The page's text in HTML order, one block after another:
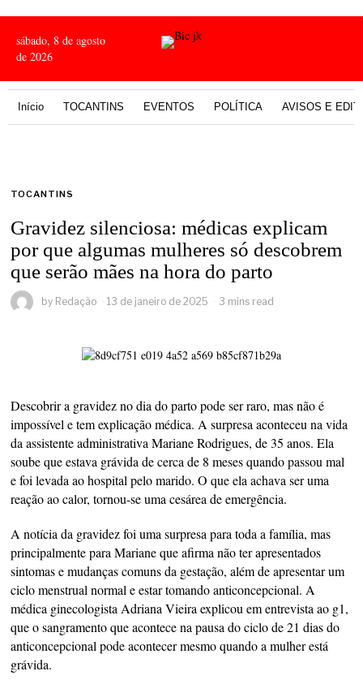
sábado, 8 de agosto
de 2026
Início TOCANTINS EVENTOS POLÍTICA AVISOS E
TOCANTINS
Gravidez silenciosa: médicas explicam
por que algumas mulheres só descobrem
que serão mães na hora do parto
by Redação 13 de janeiro de 2025 3 mins read
Descobrir a gravidez no dia do parto pode ser raro, mas não é
impossível e tem explicação médica. A surpresa aconteceu na vida
da assistente administrativa Mariane Rodrigues, de 35 anos. Ela
soube que estava grávida de cerca de 8 meses quando passou mal
e foi levada ao hospital pelo marido. O que ela achava ser uma
reação ao calor, tornou-se uma cesárea de emergência.
A notícia da gravidez foi uma surpresa para toda a família, mas
principalmente para Mariane que afirma não ter apresentados
sintomas e mudanças comuns da gestação, além de apresentar um
ciclo menstrual normal e estar tomando anticoncepcional. A
médica ginecologista Adriana Vieira explicou em entrevista ao g1,
que o sangramento que acontece na pausa do ciclo de 21 dias do
anticoncepcional pode acontecer mesmo quando a mulher está
grávida.